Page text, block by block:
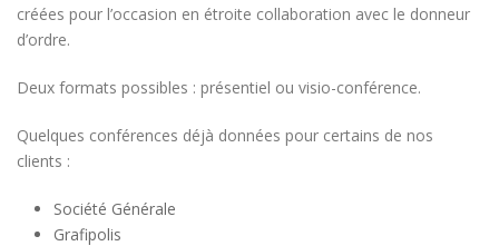
créées pour l’occasion en étroite collaboration avec le donneur
d’ordre.
Deux formats possibles : présentiel ou visio-conférence.
Quelques conférences déjà données pour certains de nos
clients :
Société Générale
Grafipolis